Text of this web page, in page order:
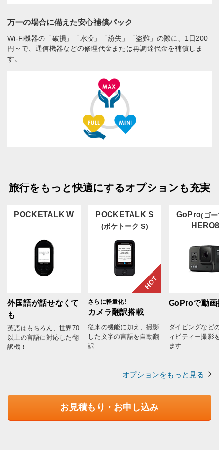
万一の場合に備えた安心補償パック
Wi-Fi機器の「破損」「水没」「紛失」「盗難」の際に、1日200
円～で、通信機器などの修理代金または再調達代金を補償しま
す。
旅行をもっと快適にするオプションも充実
POCKETALK W
外国語が話せなくて
も
英語はもちろん、世界70
以上の言語に対応した翻
訳機！
POCKETALK S
(ポケトーク S)
HOT
さらに軽量化!
カメラ翻訳搭載
従来の機能に加え、撮影
した文字の言語を自動翻
訳
GoPro(ゴ
HERO8
GoProで動画
ダイビングなど
ィビティー撮影
ます
オプションをもっと見る
お見積もり・お申し込み